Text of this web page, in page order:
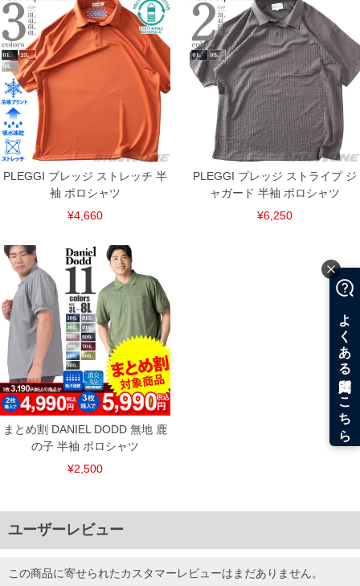
ご了承くださいませ。
※【ボトムの裾上げをご希望の場合】
裾上げ料金は500円+税となります。
備考欄に股下●cmとご記入下さい。（裾上げ無料対象商品は1本につき税込6,000円以
上の品が対象。1本5,999円以下の商品は有料（500円+税）となります。）
出荷まで約1週間～20日間程お時間を頂く場合がございます。
尚、裾上げした商品は返品・交換不可となりますので、予めご了承下さい。
一部、お直しに対応出来ない商品がございます。(例：裾にファスナーや調節ひもが付
いている、極端なデザインが施されている等)
※商品によって若干のサイズの誤差がございます。また、お客様がご使用の環境（コ
ンピュータ画面）によって、商品の色味が若干異なる場合がございます。予めご了承
ください。
※当店での掲載商品は、実店鋪と在庫を共用しておりますので店頭での売り違い、店
舗からのお取り寄せ等により、お客様にご迷惑をお掛けしてしまう場合がございま
連絡させて頂きますので予めご了承ください。
ITEM INTRODUCTION
COLOR VARIATION
PLEGGI プレッジ ストレッチ 半
袖 ポロシャツ
¥4,660
PLEGGI プレッジ ストライプ ジ
ャガード 半袖 ポロシャツ
¥6,250
まとめ割 DANIEL DODD 無地 鹿
の子 半袖 ポロシャツ
¥2,500
ユーザーレビュー
この商品に寄せられたカスタマーレビューはまだありません。